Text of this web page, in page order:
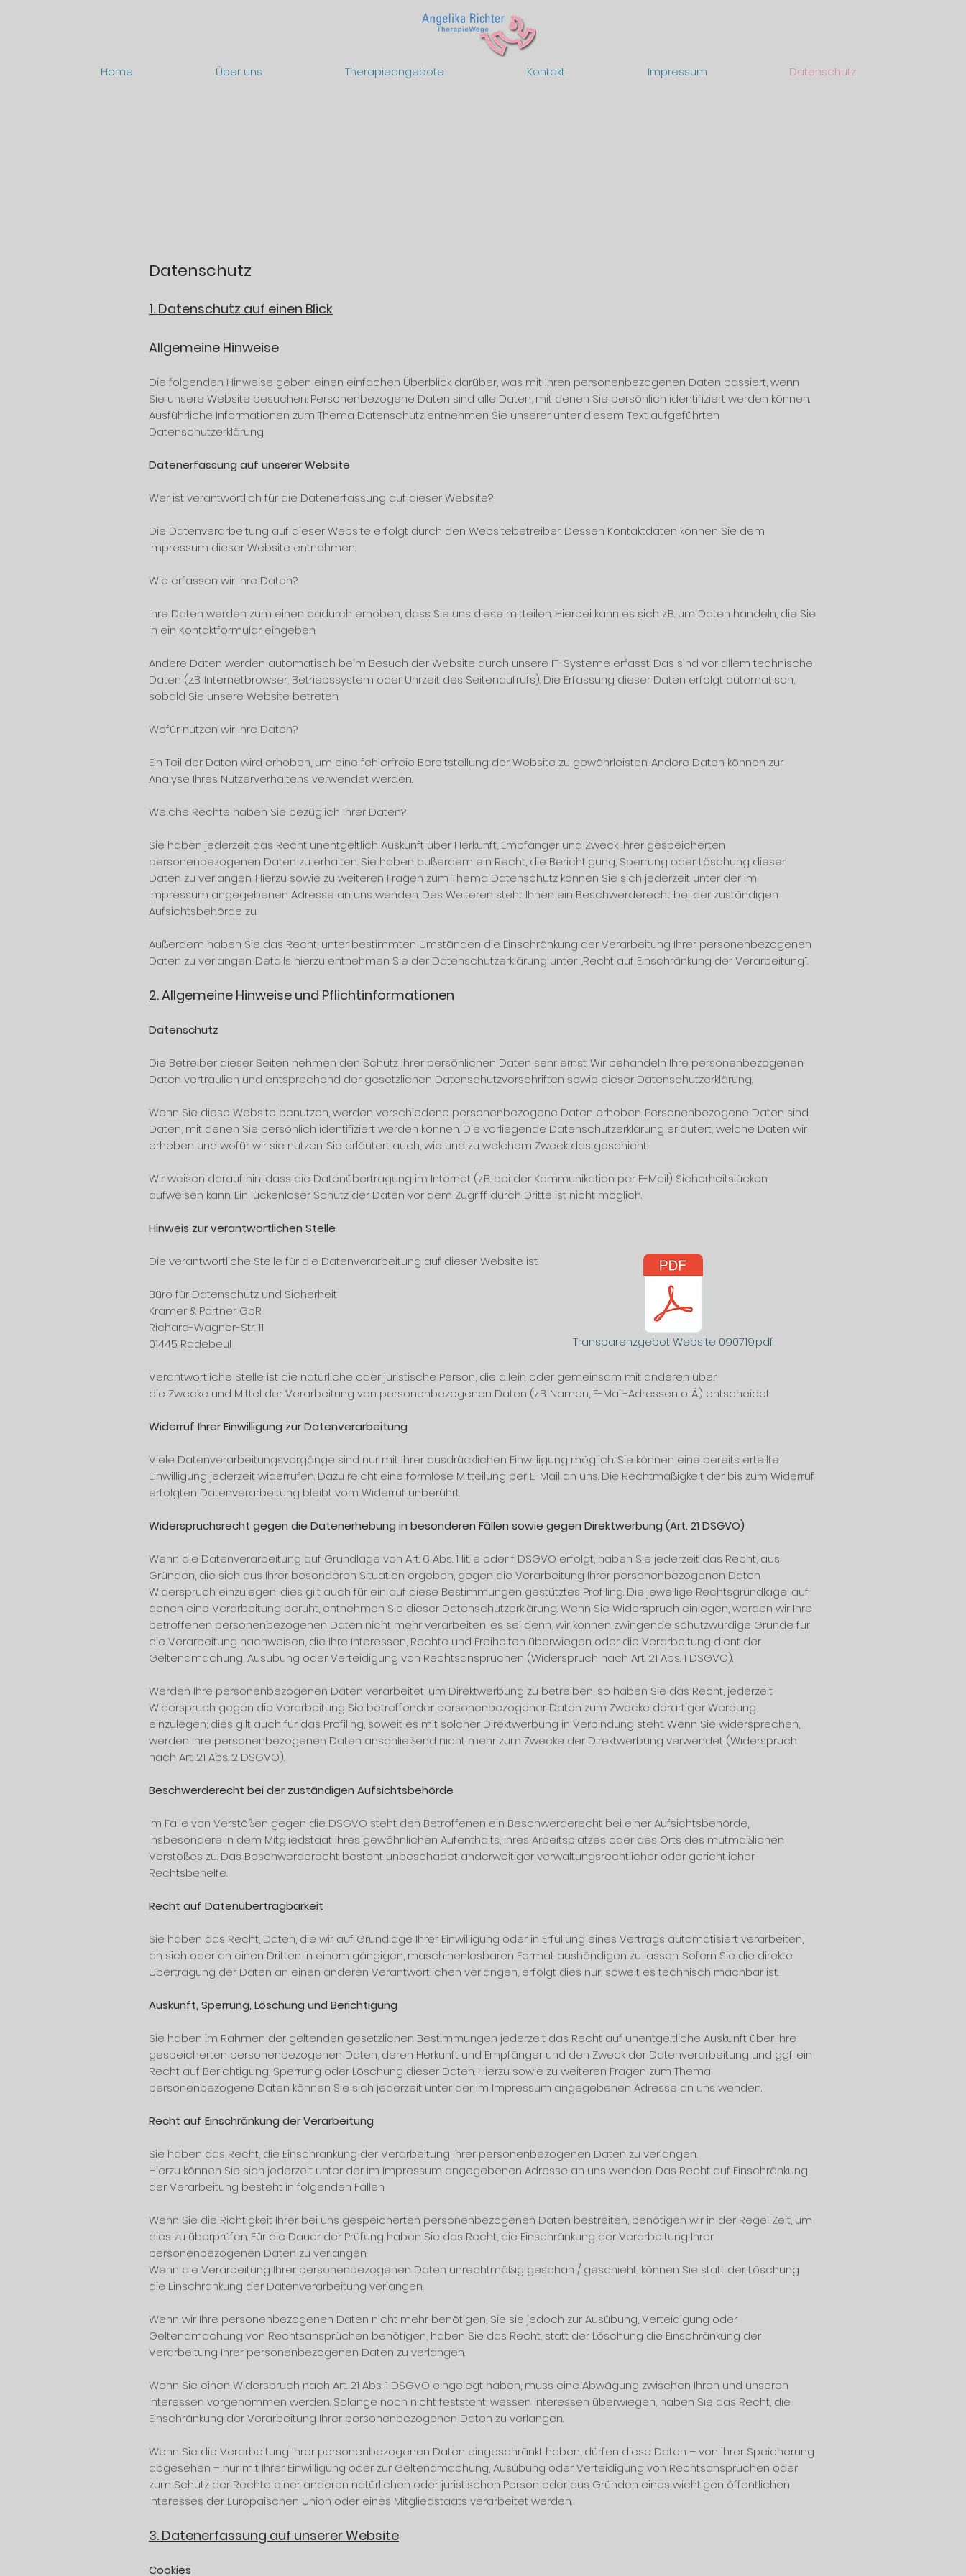
Home Über uns Therapieangebote Kontakt Impressum Datenschutz
Datenschutz
1. Datenschutz auf einen Blick
Allgemeine Hinweise
Die folgenden Hinweise geben einen einfachen Überblick darüber, was mit Ihren personenbezogenen Daten passiert, wenn
Sie unsere Website besuchen. Personenbezogene Daten sind alle Daten, mit denen Sie persönlich identifiziert werden können.
Ausführliche Informationen zum Thema Datenschutz entnehmen Sie unserer unter diesem Text aufgeführten
Datenschutzerklärung.
Datenerfassung auf unserer Website
Wer ist verantwortlich für die Datenerfassung auf dieser Website?
Die Datenverarbeitung auf dieser Website erfolgt durch den Websitebetreiber. Dessen Kontaktdaten können Sie dem
Impressum dieser Website entnehmen.
Wie erfassen wir Ihre Daten?
Ihre Daten werden zum einen dadurch erhoben, dass Sie uns diese mitteilen. Hierbei kann es sich z.B. um Daten handeln, die Sie
in ein Kontaktformular eingeben.
Andere Daten werden automatisch beim Besuch der Website durch unsere IT-Systeme erfasst. Das sind vor allem technische
Daten (z.B. Internetbrowser, Betriebssystem oder Uhrzeit des Seitenaufrufs). Die Erfassung dieser Daten erfolgt automatisch,
sobald Sie unsere Website betreten.
Wofür nutzen wir Ihre Daten?
Ein Teil der Daten wird erhoben, um eine fehlerfreie Bereitstellung der Website zu gewährleisten. Andere Daten können zur
Analyse Ihres Nutzerverhaltens verwendet werden.
Welche Rechte haben Sie bezüglich Ihrer Daten?
Sie haben jederzeit das Recht unentgeltlich Auskunft über Herkunft, Empfänger und Zweck Ihrer gespeicherten
personenbezogenen Daten zu erhalten. Sie haben außerdem ein Recht, die Berichtigung, Sperrung oder Löschung dieser
Daten zu verlangen. Hierzu sowie zu weiteren Fragen zum Thema Datenschutz können Sie sich jederzeit unter der im
Impressum angegebenen Adresse an uns wenden. Des Weiteren steht Ihnen ein Beschwerderecht bei der zuständigen
Aufsichtsbehörde zu.
Außerdem haben Sie das Recht, unter bestimmten Umständen die Einschränkung der Verarbeitung Ihrer personenbezogenen
Daten zu verlangen. Details hierzu entnehmen Sie der Datenschutzerklärung unter „Recht auf Einschränkung der Verarbeitung“.
2. Allgemeine Hinweise und Pflichtinformationen
Datenschutz
Die Betreiber dieser Seiten nehmen den Schutz Ihrer persönlichen Daten sehr ernst. Wir behandeln Ihre personenbezogenen
Daten vertraulich und entsprechend der gesetzlichen Datenschutzvorschriften sowie dieser Datenschutzerklärung.
Wenn Sie diese Website benutzen, werden verschiedene personenbezogene Daten erhoben. Personenbezogene Daten sind
Daten, mit denen Sie persönlich identifiziert werden können. Die vorliegende Datenschutzerklärung erläutert, welche Daten wir
erheben und wofür wir sie nutzen. Sie erläutert auch, wie und zu welchem Zweck das geschieht.
Wir weisen darauf hin, dass die Datenübertragung im Internet (z.B. bei der Kommunikation per E-Mail) Sicherheitslücken
aufweisen kann. Ein lückenloser Schutz der Daten vor dem Zugriff durch Dritte ist nicht möglich.
Hinweis zur verantwortlichen Stelle
Die verantwortliche Stelle für die Datenverarbeitung auf dieser Website ist:
Büro für Datenschutz und Sicherheit
Kramer & Partner GbR
Richard-Wagner-Str. 11
01445 Radebeul
Verantwortliche Stelle ist die natürliche oder juristische Person, die allein oder gemeinsam mit anderen über
die Zwecke und Mittel der Verarbeitung von personenbezogenen Daten (z.B. Namen, E-Mail-Adressen o. Ä.) entscheidet.
Widerruf Ihrer Einwilligung zur Datenverarbeitung
Viele Datenverarbeitungsvorgänge sind nur mit Ihrer ausdrücklichen Einwilligung möglich. Sie können eine bereits erteilte
Einwilligung jederzeit widerrufen. Dazu reicht eine formlose Mitteilung per E-Mail an uns. Die Rechtmäßigkeit der bis zum Widerruf
erfolgten Datenverarbeitung bleibt vom Widerruf unberührt.
Widerspruchsrecht gegen die Datenerhebung in besonderen Fällen sowie gegen Direktwerbung (Art. 21 DSGVO)
Wenn die Datenverarbeitung auf Grundlage von Art. 6 Abs. 1 lit. e oder f DSGVO erfolgt, haben Sie jederzeit das Recht, aus
Gründen, die sich aus Ihrer besonderen Situation ergeben, gegen die Verarbeitung Ihrer personenbezogenen Daten
Widerspruch einzulegen; dies gilt auch für ein auf diese Bestimmungen gestütztes Profiling. Die jeweilige Rechtsgrundlage, auf
denen eine Verarbeitung beruht, entnehmen Sie dieser Datenschutzerklärung. Wenn Sie Widerspruch einlegen, werden wir Ihre
betroffenen personenbezogenen Daten nicht mehr verarbeiten, es sei denn, wir können zwingende schutzwürdige Gründe für
die Verarbeitung nachweisen, die Ihre Interessen, Rechte und Freiheiten überwiegen oder die Verarbeitung dient der
Geltendmachung, Ausübung oder Verteidigung von Rechtsansprüchen (Widerspruch nach Art. 21 Abs. 1 DSGVO).
Werden Ihre personenbezogenen Daten verarbeitet, um Direktwerbung zu betreiben, so haben Sie das Recht, jederzeit
Widerspruch gegen die Verarbeitung Sie betreffender personenbezogener Daten zum Zwecke derartiger Werbung
einzulegen; dies gilt auch für das Profiling, soweit es mit solcher Direktwerbung in Verbindung steht. Wenn Sie widersprechen,
werden Ihre personenbezogenen Daten anschließend nicht mehr zum Zwecke der Direktwerbung verwendet (Widerspruch
nach Art. 21 Abs. 2 DSGVO).
Beschwerderecht bei der zuständigen Aufsichtsbehörde
Im Falle von Verstößen gegen die DSGVO steht den Betroffenen ein Beschwerderecht bei einer Aufsichtsbehörde,
insbesondere in dem Mitgliedstaat ihres gewöhnlichen Aufenthalts, ihres Arbeitsplatzes oder des Orts des mutmaßlichen
Verstoßes zu. Das Beschwerderecht besteht unbeschadet anderweitiger verwaltungsrechtlicher oder gerichtlicher
Rechtsbehelfe.
Recht auf Datenübertragbarkeit
Sie haben das Recht, Daten, die wir auf Grundlage Ihrer Einwilligung oder in Erfüllung eines Vertrags automatisiert verarbeiten,
an sich oder an einen Dritten in einem gängigen, maschinenlesbaren Format aushändigen zu lassen. Sofern Sie die direkte
Übertragung der Daten an einen anderen Verantwortlichen verlangen, erfolgt dies nur, soweit es technisch machbar ist.
Auskunft, Sperrung, Löschung und Berichtigung
Sie haben im Rahmen der geltenden gesetzlichen Bestimmungen jederzeit das Recht auf unentgeltliche Auskunft über Ihre
gespeicherten personenbezogenen Daten, deren Herkunft und Empfänger und den Zweck der Datenverarbeitung und ggf. ein
Recht auf Berichtigung, Sperrung oder Löschung dieser Daten. Hierzu sowie zu weiteren Fragen zum Thema
personenbezogene Daten können Sie sich jederzeit unter der im Impressum angegebenen Adresse an uns wenden.
Recht auf Einschränkung der Verarbeitung
Sie haben das Recht, die Einschränkung der Verarbeitung Ihrer personenbezogenen Daten zu verlangen.
Hierzu können Sie sich jederzeit unter der im Impressum angegebenen Adresse an uns wenden. Das Recht auf Einschränkung
der Verarbeitung besteht in folgenden Fällen:
Wenn Sie die Richtigkeit Ihrer bei uns gespeicherten personenbezogenen Daten bestreiten, benötigen wir in der Regel Zeit, um
dies zu überprüfen. Für die Dauer der Prüfung haben Sie das Recht, die Einschränkung der Verarbeitung Ihrer
personenbezogenen Daten zu verlangen.
Wenn die Verarbeitung Ihrer personenbezogenen Daten unrechtmäßig geschah / geschieht, können Sie statt der Löschung
die Einschränkung der Datenverarbeitung verlangen.
Wenn wir Ihre personenbezogenen Daten nicht mehr benötigen, Sie sie jedoch zur Ausübung, Verteidigung oder
Geltendmachung von Rechtsansprüchen benötigen, haben Sie das Recht, statt der Löschung die Einschränkung der
Verarbeitung Ihrer personenbezogenen Daten zu verlangen.
Wenn Sie einen Widerspruch nach Art. 21 Abs. 1 DSGVO eingelegt haben, muss eine Abwägung zwischen Ihren und unseren
Interessen vorgenommen werden. Solange noch nicht feststeht, wessen Interessen überwiegen, haben Sie das Recht, die
Einschränkung der Verarbeitung Ihrer personenbezogenen Daten zu verlangen.
Wenn Sie die Verarbeitung Ihrer personenbezogenen Daten eingeschränkt haben, dürfen diese Daten – von ihrer Speicherung
abgesehen – nur mit Ihrer Einwilligung oder zur Geltendmachung, Ausübung oder Verteidigung von Rechtsansprüchen oder
zum Schutz der Rechte einer anderen natürlichen oder juristischen Person oder aus Gründen eines wichtigen öffentlichen
Interesses der Europäischen Union oder eines Mitgliedstaats verarbeitet werden.
3. Datenerfassung auf unserer Website
Cookies
Transparenzgebot Website 090719.pdf